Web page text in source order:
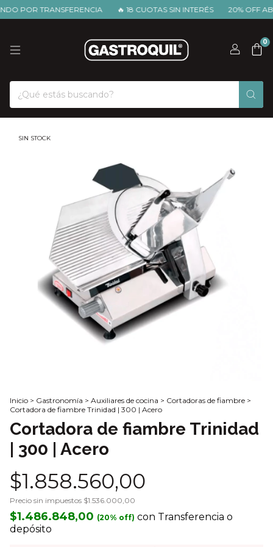
POR TRANSFERENCIA 🔥 18 CUOTAS SIN INTERÉS 20% OFF
0
SIN STOCK
Inicio > Gastronomía > Auxiliares de cocina > Cortadoras de fiambre >
Cortadora de fiambre Trinidad | 300 | Acero
Cortadora de fiambre Trinidad
| 300 | Acero
$1.858.560,00
Precio sin impuestos $1.536.000,00
$1.486.848,00 con Transferencia o
depósito